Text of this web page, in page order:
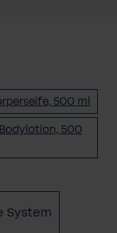
500 ml
500
System